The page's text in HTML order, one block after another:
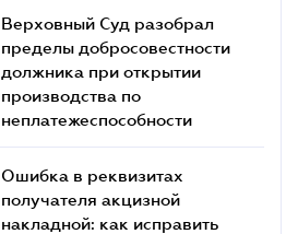
Верховный Суд разобрал
пределы добросовестности
должника при открытии
производства по
неплатежеспособности
Ошибка в реквизитах
получателя акцизной
накладной: как исправить